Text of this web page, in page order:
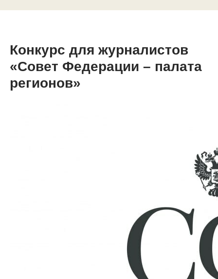
Конкурс для журналистов
«Совет Федерации – палата
регионов»